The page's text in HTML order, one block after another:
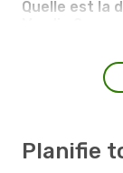
Quelle est la
Planifie